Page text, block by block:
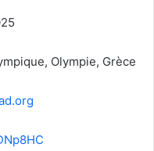
Olympie, Grèce